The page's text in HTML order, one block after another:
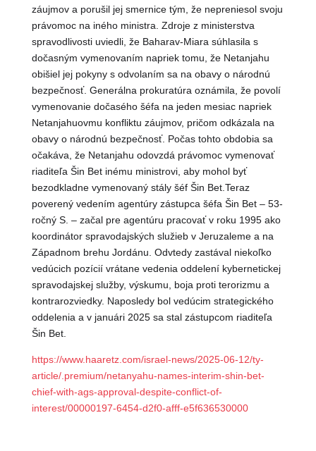
záujmov a porušil jej smernice tým, že nepreniesol svoju
právomoc na iného ministra. Zdroje z ministerstva
spravodlivosti uviedli, že Baharav-Miara súhlasila s
dočasným vymenovaním napriek tomu, že Netanjahu
obišiel jej pokyny s odvolaním sa na obavy o národnú
bezpečnosť. Generálna prokuratúra oznámila, že povolí
vymenovanie dočasého šéfa na jeden mesiac napriek
Netanjahuovmu konfliktu záujmov, pričom odkázala na
obavy o národnú bezpečnosť. Počas tohto obdobia sa
očakáva, že Netanjahu odovzdá právomoc vymenovať
riaditeľa Šin Bet inému ministrovi, aby mohol byť
bezodkladne vymenovaný stály šéf Šin Bet.Teraz
poverený vedením agentúry zástupca šéfa Šin Bet – 53-
ročný S. – začal pre agentúru pracovať v roku 1995 ako
koordinátor spravodajských služieb v Jeruzaleme a na
Západnom brehu Jordánu. Odvtedy zastával niekoľko
vedúcich pozícií vrátane vedenia oddelení kybernetickej
spravodajskej služby, výskumu, boja proti terorizmu a
kontrarozviedky. Naposledy bol vedúcim strategického
oddelenia a v januári 2025 sa stal zástupcom riaditeľa
Šin Bet.
https://www.haaretz.com/israel-news/2025-06-12/ty-
article/.premium/netanyahu-names-interim-shin-bet-
chief-with-ags-approval-despite-conflict-of-
interest/00000197-6454-d2f0-afff-e5f636530000